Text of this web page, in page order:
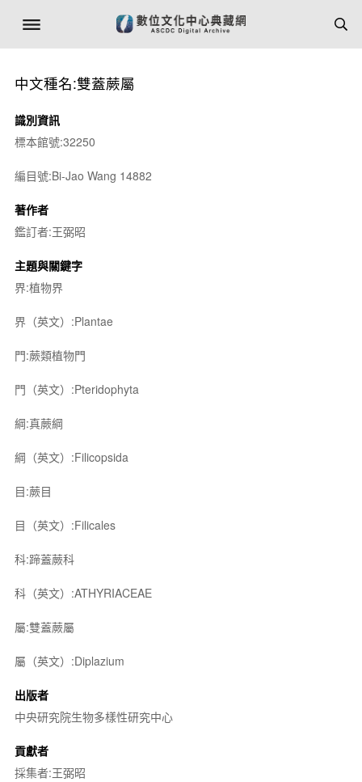
中文種名:雙蓋蕨屬
識別資訊
標本館號:32250
編目號:Bi-Jao Wang 14882
著作者
鑑訂者:王弼昭
主題與關鍵字
界:植物界
界（英文）:Plantae
門:蕨類植物門
門（英文）:Pteridophyta
綱:真蕨綱
綱（英文）:Filicopsida
目:蕨目
目（英文）:Filicales
科:蹄蓋蕨科
科（英文）:ATHYRIACEAE
屬:雙蓋蕨屬
屬（英文）:Diplazium
出版者
中央研究院生物多樣性研究中心
貢獻者
採集者:王弼昭